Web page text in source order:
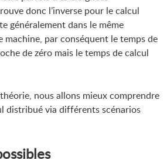
donc l’inverse pour le calcul
généralement dans le même
machine, par conséquent le temps de
de zéro mais le temps de calcul
nous allons mieux comprendre
distribué via différents scénarios